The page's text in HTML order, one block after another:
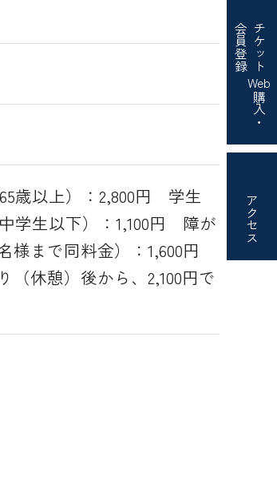
チケット
Web
購入・
会員登録
アクセス
歳以上）：2,800円 学生
学生以下）：1,100円 障が
様まで同料金）：1,600円
休憩）後から、2,100円で